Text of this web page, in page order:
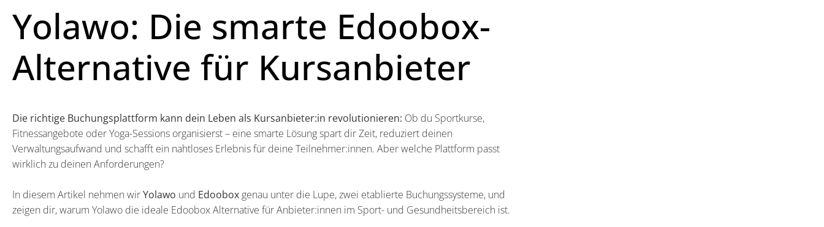
Yolawo: Die smarte Edoobox-
Alternative für Kursanbieter
Die richtige Buchungsplattform kann dein Leben als Kursanbieter:in revolutionieren: Ob du Sportkurse,
Fitnessangebote oder Yoga-Sessions organisierst – eine smarte Lösung spart dir Zeit, reduziert deinen
Verwaltungsaufwand und schafft ein nahtloses Erlebnis für deine Teilnehmer:innen. Aber welche Plattform passt
wirklich zu deinen Anforderungen?
In diesem Artikel nehmen wirYolawo und Edoobox genau unter die Lupe, zwei etablierte Buchungssysteme, und
zeigen dir, warum Yolawo die ideale Edoobox Alternative für Anbieter:innen im Sport- und Gesundheitsbereich ist.